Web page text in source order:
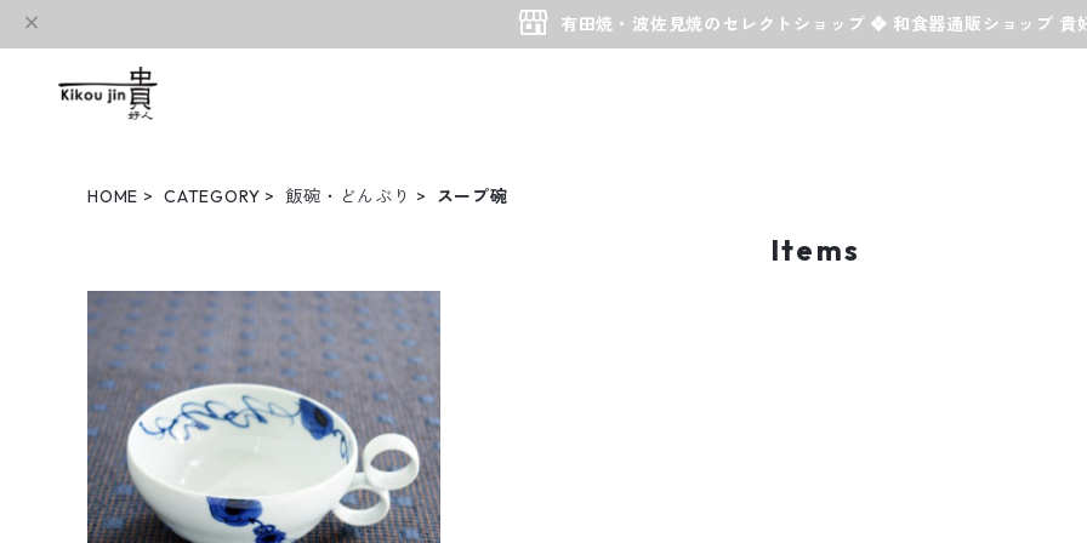
有田焼・波佐見焼のセレクトショップ ❖ 和食器通販ショップ 貴
HOME CATEGORY 飯碗・どんぶり スープ碗
Items